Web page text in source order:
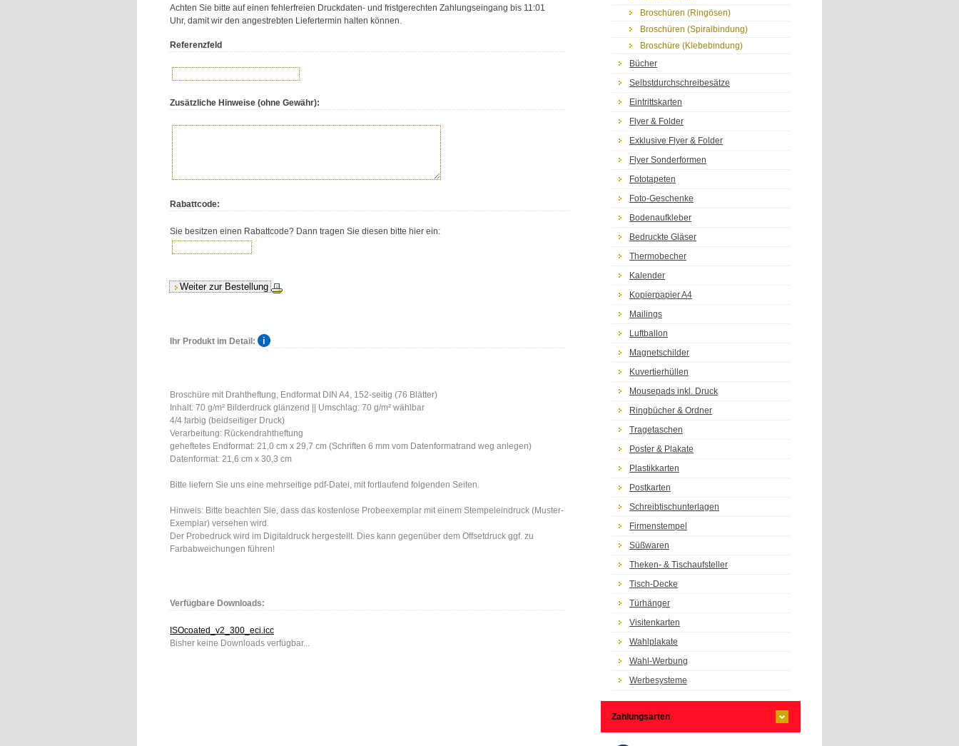
Achten Sie bitte auf einen fehlerfreien Druckdaten- und fristgerechten Zahlungseingang bis 11:01
Uhr, damit wir den angestrebten Liefertermin halten können.
Referenzfeld
Zusätzliche Hinweise (ohne Gewähr):
Rabattcode:
Sie besitzen einen Rabattcode? Dann tragen Sie diesen bitte hier ein:
Ihr Produkt im Detail:
Broschüre mit Drahtheftung, Endformat DIN A4, 152-seitig (76 Blätter)
Inhalt: 70 g/m² Bilderdruck glänzend || Umschlag: 70 g/m² wählbar
4/4 farbig (beidseitiger Druck)
Verarbeitung: Rückendrahtheftung
geheftetes Endformat: 21,0 cm x 29,7 cm (Schriften 6 mm vom Datenformatrand weg anlegen)
Datenformat: 21,6 cm x 30,3 cm
Bitte liefern Sie uns eine mehrseitige pdf-Datei, mit fortlaufend folgenden Seiten.
Hinweis: Bitte beachten Sie, dass das kostenlose Probeexemplar mit einem Stempeleindruck (Muster-
Exemplar) versehen wird.
Der Probedruck wird im Digitaldruck hergestellt. Dies kann gegenüber dem Offsetdruck ggf. zu
Farbabweichungen führen!
Verfügbare Downloads:
ISOcoated_v2_300_eci.icc
Bisher keine Downloads verfügbar...
Broschüren (Ringösen)
Broschüren (Spiralbindung)
Broschüre (Klebebindung)
Bücher
Selbstdurchschreibesätze
Eintrittskarten
Flyer & Folder
Exklusive Flyer & Folder
Flyer Sonderformen
Fototapeten
Foto-Geschenke
Bodenaufkleber
Bedruckte Gläser
Thermobecher
Kalender
Kopierpapier A4
Mailings
Luftballon
Magnetschilder
Kuvertierhüllen
Mousepads inkl. Druck
Ringbücher & Ordner
Tragetaschen
Poster & Plakate
Plastikkarten
Postkarten
Schreibtischunterlagen
Firmenstempel
Süßwaren
Theken- & Tischaufsteller
Tisch-Decke
Türhänger
Visitenkarten
Wahlplakate
Wahl-Werbung
Werbesysteme
Zahlungsarten